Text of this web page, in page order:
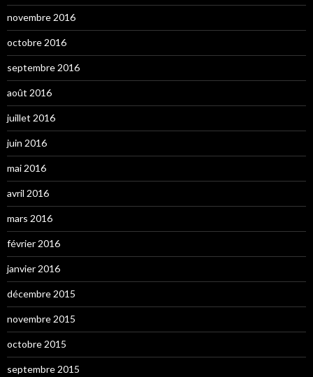
novembre 2016
octobre 2016
septembre 2016
août 2016
juillet 2016
juin 2016
mai 2016
avril 2016
mars 2016
février 2016
janvier 2016
décembre 2015
novembre 2015
octobre 2015
septembre 2015